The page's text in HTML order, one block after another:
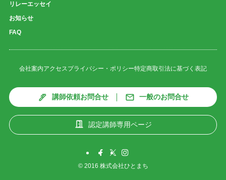
リレーエッセイ
お知らせ
FAQ
会社案内アクセスプライバシー・ポリシー特定商取引法に基づく表記
講師依頼お問合せ 一般のお問合せ
認定講師専用ページ
©2016 株式会社ひとまち